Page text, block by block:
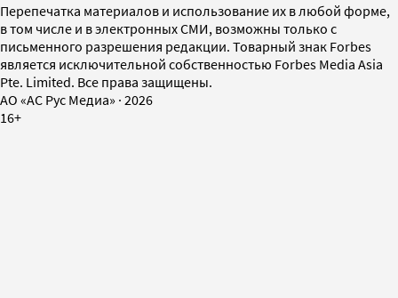
Перепечатка материалов и использование их в любой форме,
в том числе и в электронных СМИ, возможны только с
письменного разрешения редакции. Товарный знак Forbes
является исключительной собственностью Forbes Media Asia
Pte. Limited. Все права защищены.
AO «АС Рус Медиа» · 2026
16+